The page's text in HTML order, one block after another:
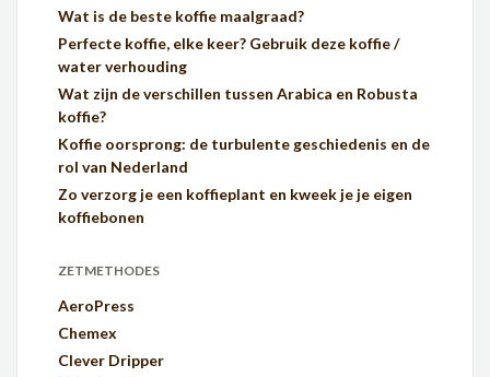
Wat is de beste koffie maalgraad?
Perfecte koffie, elke keer? Gebruik deze koffie /
water verhouding
Wat zijn de verschillen tussen Arabica en Robusta
koffie?
Koffie oorsprong: de turbulente geschiedenis en de
rol van Nederland
Zo verzorg je een koffieplant en kweek je je eigen
koffiebonen
ZETMETHODES
AeroPress
Chemex
Clever Dripper